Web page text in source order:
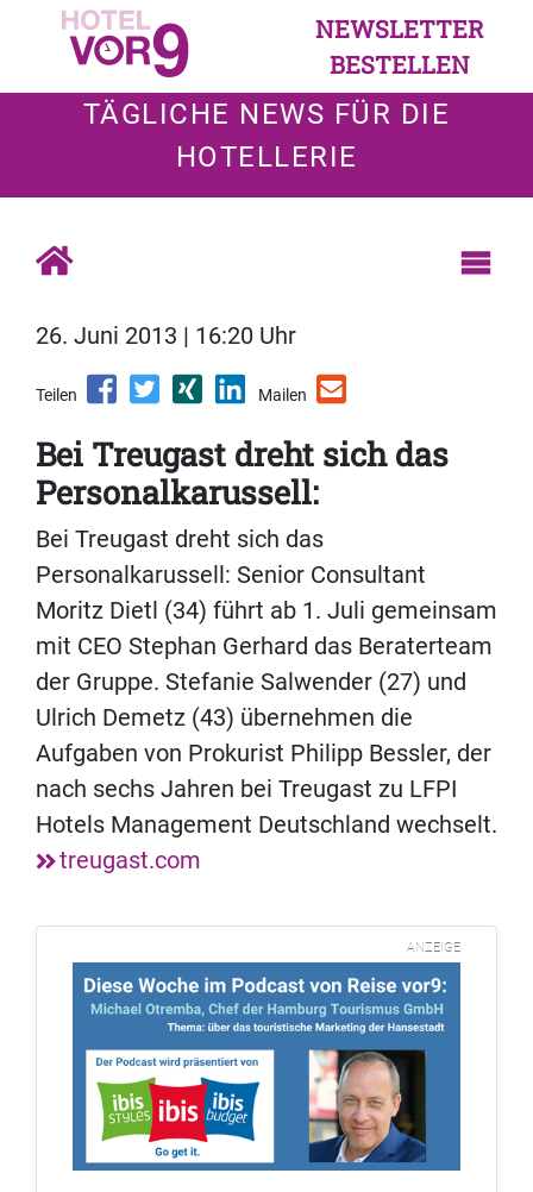
NEWSLETTER
BESTELLEN
TÄGLICHE NEWS FÜR DIE
HOTELLERIE
26. Juni 2013 | 16:20 Uhr
Teilen Mailen
Bei Treugast dreht sich das
Personalkarussell:
Bei Treugast dreht sich das
Personalkarussell: Senior Consultant
Moritz Dietl (34) führt ab 1. Juli gemeinsam
mit CEO Stephan Gerhard das Beraterteam
der Gruppe. Stefanie Salwender (27) und
Ulrich Demetz (43) übernehmen die
Aufgaben von Prokurist Philipp Bessler, der
nach sechs Jahren bei Treugast zu LFPI
Hotels Management Deutschland wechselt.
treugast.com
ANZEIGE